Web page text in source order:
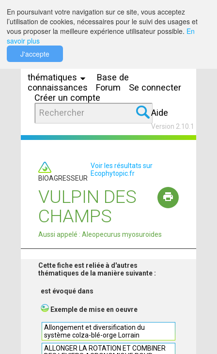
thématiques
Base de
connaissances
Forum
Se connecter
Créer un compte
Aide
Version 2.10.1
BIOAGRESSEUR
Voir les résultats sur
Ecophytopic.fr
VULPIN DES
CHAMPS
Aussi appelé : Aleopecurus myosuroides
Cette fiche est reliée à d'autres
thématiques de la manière suivante :
est évoqué dans
Exemple de mise en oeuvre
Allongement et diversification du
système colza-blé-orge Lorrain
ALLONGER LA ROTATION ET COMBINER
En poursuivant votre navigation sur ce site, vous acceptez
l’utilisation de cookies, nécessaires pour le suivi des usages et
vous proposer la meilleure expérience utilisateur possible. En
savoir plus
J'accepte